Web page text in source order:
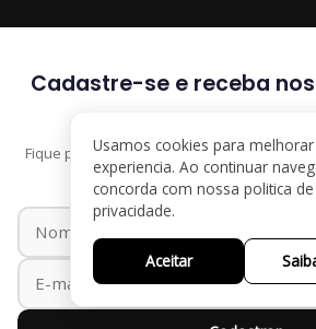
Cadastre-se e receba
Fique por dentro de conteúdos sobre
novidades do Instituto
Usamos cookies para
experiencia. Ao continuar
concorda com nossa politica de
privacidade.
Aceitar